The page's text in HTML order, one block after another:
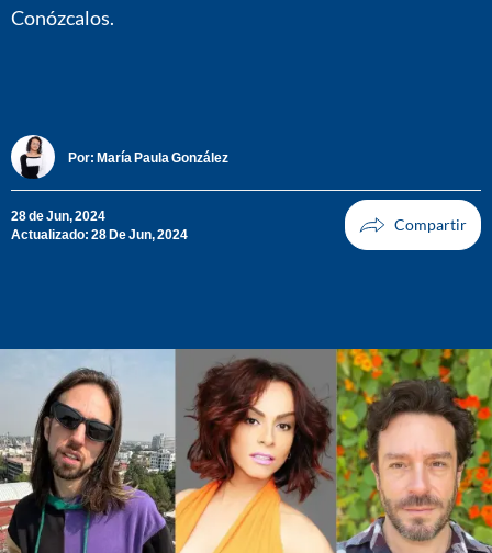
Conózcalos.
Por: María Paula González
28 de Jun, 2024
Actualizado: 28 De Jun, 2024